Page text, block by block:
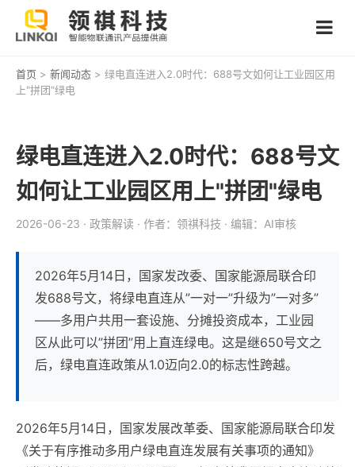
首页 > 新闻动态 > 绿电直连进入2.0时代：688号文如何让工业园区用
上"拼团"绿电
绿电直连进入2.0时代：688号文
如何让工业园区用上"拼团"绿电
2026-06-23 · 政策解读 · 作者：领祺科技 · 编辑：AI审核
2026年5月14日，国家发改委、国家能源局联合印
发688号文，将绿电直连从”一对一”升级为”一对多”
——多用户共用一套设施、分摊投资成本，工业园
区从此可以”拼团”用上直连绿电。这是继650号文之
后，绿电直连政策从1.0迈向2.0的标志性跨越。
2026年5月14日，国家发展改革委、国家能源局联合印发
《关于有序推动多用户绿电直连发展有关事项的通知》